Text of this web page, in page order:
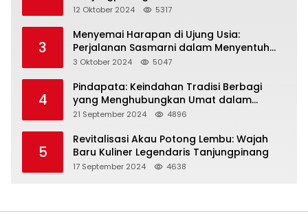
Representasi
12 Oktober 2024 5317
3
Menyemai Harapan di Ujung Usia:
Perjalanan Sasmarni dalam Menyentuh
Hati dan Jiwa
3 Oktober 2024 5047
4
Pindapata: Keindahan Tradisi Berbagi
yang Menghubungkan Umat dalam
Spiritualitas dan Kebersamaan dalam
21 September 2024 4896
5
Revitalisasi Akau Potong Lembu: Wajah
Baru Kuliner Legendaris Tanjungpinang
17 September 2024 4638